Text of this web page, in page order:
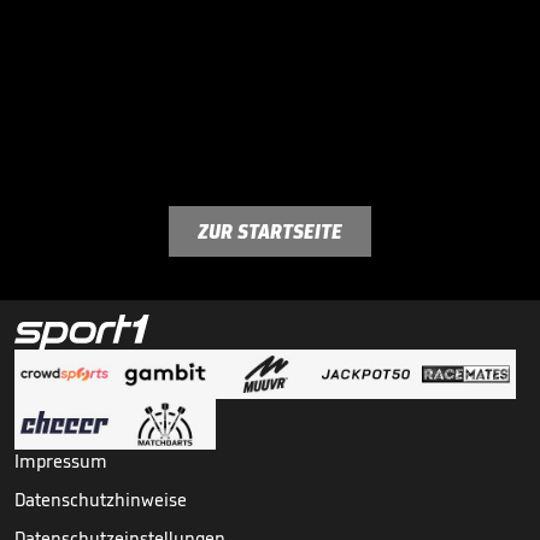
ZUR STARTSEITE
Impressum
Datenschutzhinweise